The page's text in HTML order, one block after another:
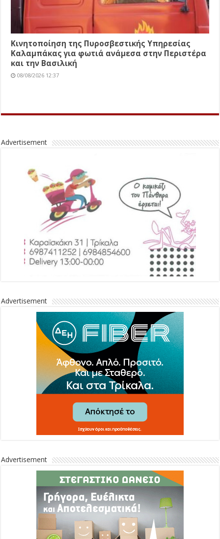
Κινητοποίηση της Πυροσβεστικής Υπηρεσίας
Καλαμπάκας για φωτιά ανάμεσα στην Περιστέρα
και την Βασιλική
08/08/2026 12:37
Advertisement
Advertisement
Advertisement